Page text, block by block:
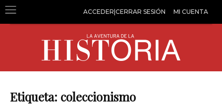
ACCEDER|CERRAR SESIÓN MI CUENTA
Etiqueta: coleccionismo